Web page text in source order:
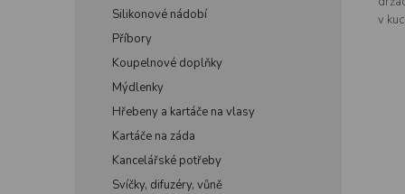
Silikonové nádobí
Příbory
Koupelnové doplňky
Mýdlenky
Hřebeny a kartáče na vlasy
Kartáče na záda
Kancelářské potřeby
Svíčky, difuzéry, vůně
v